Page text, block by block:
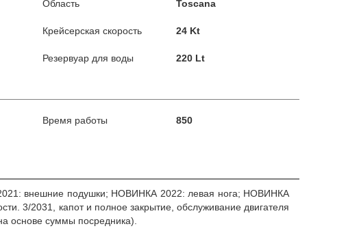
Область Toscana
Крейсерская скорость 24 Kt
Резервуар для воды 220 Lt
Время работы 850
внешние подушки; НОВИНКА 2022: левая нога; НОВИНКА
3/2031, капот и полное закрытие, обслуживание двигателя
основе суммы посредника).